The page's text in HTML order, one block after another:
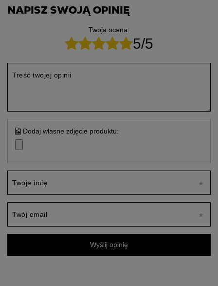
NAPISZ SWOJĄ OPINIĘ
Twoja ocena:
5/5
Treść twojej opinii
Dodaj własne zdjęcie produktu:
Twoje imię
Twój email
Wyślij opinię